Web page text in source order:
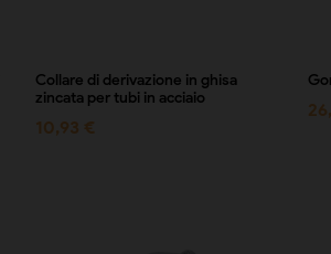
Collare di derivazione in ghisa
zincata per tubi in acciaio
10,93 €